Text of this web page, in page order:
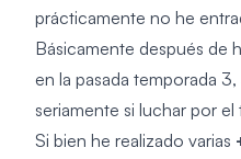
prácticamente no he
Básicamente después de
en la pasada temporada
seriamente si luchar por
Si bien he realizado varias